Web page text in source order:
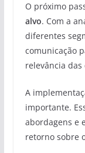
O próximo
alvo. Com a
diferentes
comunicação
relevância das
A
importante.
abordagens e
retorno sobre